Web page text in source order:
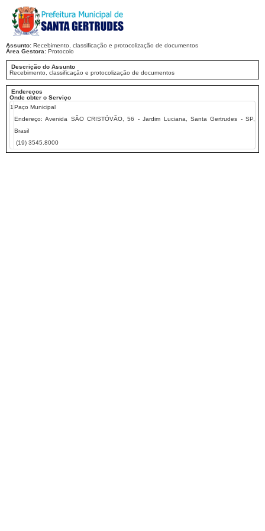
Assunto: Recebimento, classificação e protocolização de documentos
Área Gestora: Protocolo
Descrição do Assunto
Recebimento, classificação e protocolização de documentos
Endereços
Onde obter o Serviço
1 Paço Municipal
Endereço: Avenida SÃO CRISTÓVÃO, 56 - Jardim Luciana, Santa Gertrudes - SP,
Brasil
(19) 3545.8000